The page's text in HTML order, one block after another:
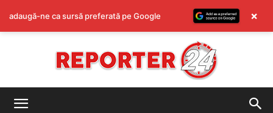
adaugă-ne ca sursă preferată pe Google ×